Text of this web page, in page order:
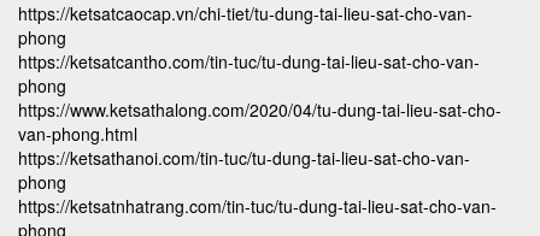
https://ketsatcaocap.vn/chi-tiet/tu-dung-tai-lieu-sat-cho-van-
phong
https://ketsatcantho.com/tin-tuc/tu-dung-tai-lieu-sat-cho-van-
phong
https://www.ketsathalong.com/2020/04/tu-dung-tai-lieu-sat-cho-
van-phong.html
https://ketsathanoi.com/tin-tuc/tu-dung-tai-lieu-sat-cho-van-
phong
https://ketsatnhatrang.com/tin-tuc/tu-dung-tai-lieu-sat-cho-van-
phong